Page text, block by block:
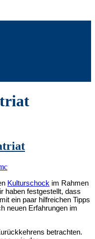
Kulturschock im Rahmen
haben festgestellt, dass
ein paar hilfreichen Tipps
neuen Erfahrungen im
betrachten.